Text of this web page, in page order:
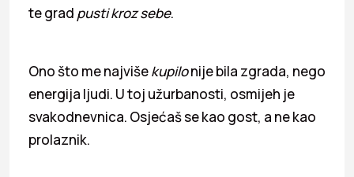
te grad pusti kroz sebe.
Ono što me najvišekupilonije bila zgrada, nego
energija ljudi. U toj užurbanosti, osmijeh je
svakodnevnica. Osjećaš se kao gost, a ne kao
prolaznik.